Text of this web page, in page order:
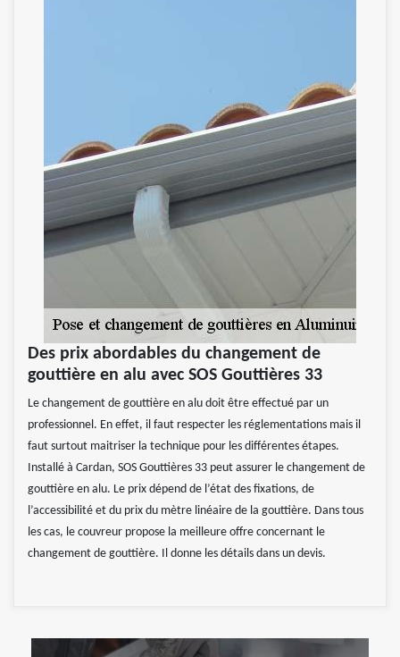
Des prix abordables du changement de
gouttière en alu avec SOS Gouttières 33
Le changement de gouttière en alu doit être effectué par un
professionnel. En effet, il faut respecter les réglementations mais il
faut surtout maitriser la technique pour les différentes étapes.
Installé à Cardan, SOS Gouttières 33 peut assurer le changement de
gouttière en alu. Le prix dépend de l’état des fixations, de
l’accessibilité et du prix du mètre linéaire de la gouttière. Dans tous
les cas, le couvreur propose la meilleure offre concernant le
changement de gouttière. Il donne les détails dans un devis.